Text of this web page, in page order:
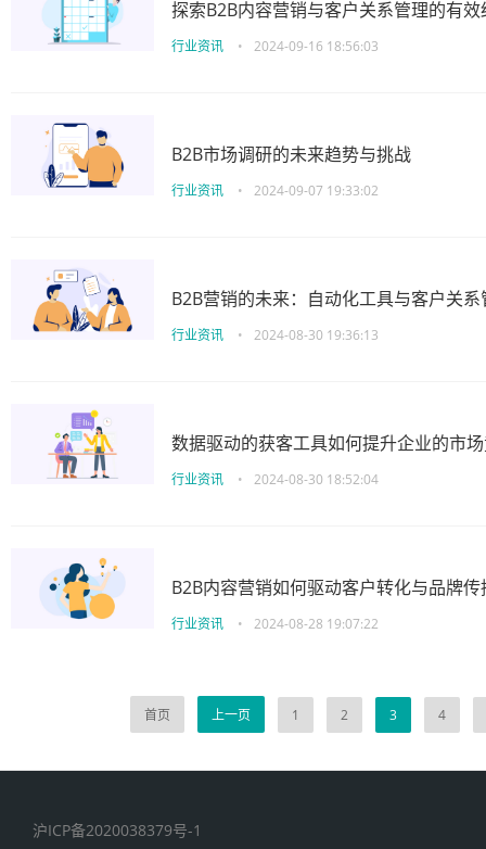
探索B2B内容营销与客户关系管理的有
行业资讯 • 2024-09-16 18:56:03
B2B市场调研的未来趋势与挑战
行业资讯 • 2024-09-07 19:33:02
B2B营销的未来：自动化工具与客户关
行业资讯 • 2024-08-30 19:36:13
数据驱动的获客工具如何提升企业的市
行业资讯 • 2024-08-30 18:52:04
B2B内容营销如何驱动客户转化与品牌
行业资讯 • 2024-08-28 19:07:22
首页 上一页 1 2 3 4
沪ICP备2020038379号-1